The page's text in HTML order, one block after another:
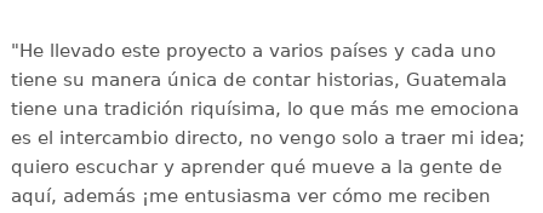
"He llevado este proyecto a varios países y cada uno
tiene su manera única de contar historias, Guatemala
tiene una tradición riquísima, lo que más me emociona
es el intercambio directo, no vengo solo a traer mi idea;
quiero escuchar y aprender qué mueve a la gente de
aquí, además ¡me entusiasma ver cómo me reciben